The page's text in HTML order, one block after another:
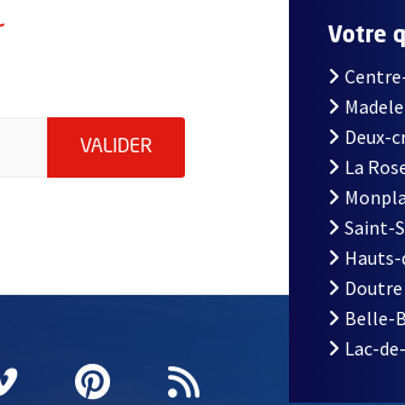
indiquez votre email (champ
VALIDER ENVOYER MA DEMANDE
fenêtrefenêtre
une nouvelle fenêtre
Vimeo
, Ouvre une nouvelle
Pinterest
, Ouvre une
Flux RSS
Votre
Deux-
La
Saint-
Belle-
Lac-